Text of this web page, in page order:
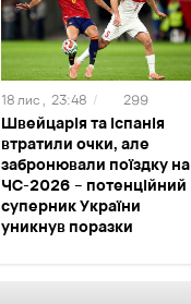
Швейцарія та Іспанія
втратили очки, але
забронювали поїздку на
ЧС-2026 – потенційний
суперник України
уникнув поразки
18 лис , 23:48 / 299